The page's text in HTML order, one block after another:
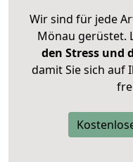
Wir sind für jede
Mönau gerüstet.
den Stress und
damit Sie sich auf